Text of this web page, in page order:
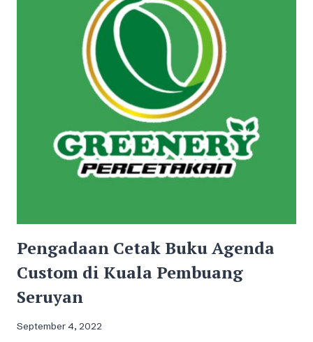
Pengadaan Cetak Buku Agenda
Custom di Kuala Pembuang
Seruyan
September 4, 2022